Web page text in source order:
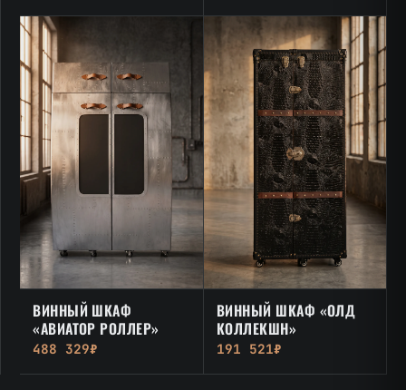
ВИННЫЙ ШКАФ
«АВИАТОР РОЛЛЕР»
488 329₽
ВИННЫЙ ШКАФ «ОЛД
КОЛЛЕКШН»
191 521₽